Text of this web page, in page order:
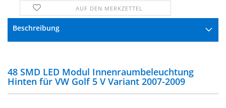
AUF DEN MERKZETTEL
Beschreibung
48 SMD LED Modul Innenraumbeleuchtung
Hinten für VW Golf 5 V Variant 2007-2009